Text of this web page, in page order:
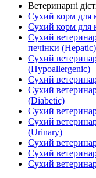
Ветеринарні
Сухий корм для
Сухий корм для
Сухий
печінки (Hepatic)
Сухий
(Hypoallergenic)
Сухий
Сухий
(Diabetic)
Сухий
Сухий
(Urinary)
Сухий
Сухий
Сухий